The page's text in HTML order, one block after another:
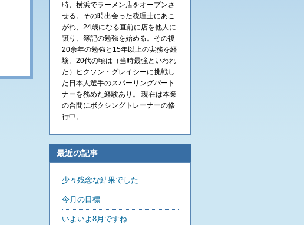
時、横浜でラーメン店をオープンさ
せる。その時出会った税理士にあこ
がれ、24歳になる直前に店を他人に
譲り、簿記の勉強を始める。その後
20余年の勉強と15年以上の実務を経
験。20代の頃は（当時最強といわれ
た）ヒクソン・グレイシーに挑戦し
た日本人選手のスパーリングパート
ナーを務めた経験あり。 現在は本業
の合間にボクシングトレーナーの修
行中。
最近の記事
少々残念な結果でした
今月の目標
いよいよ8月ですね